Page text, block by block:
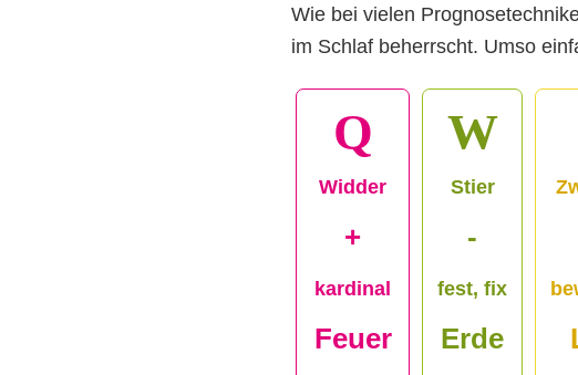
Wie bei vielen
im Schlaf beherrscht. Umso
Q
Widder
+
kardinal
Feuer
W
Stier
-
fest, fix
Erde